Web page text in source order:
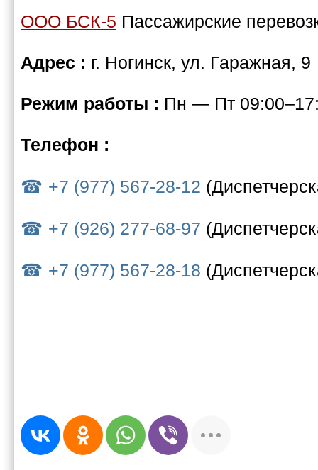
ООО БСК-5 Пассажирские
Адрес : г. Ногинск, ул. Гаражная, 9
Режим работы : Пн — Пт
Телефон :
+7 (977) 567-28-12
+7 (926) 277-68-97
+7 (977) 567-28-18